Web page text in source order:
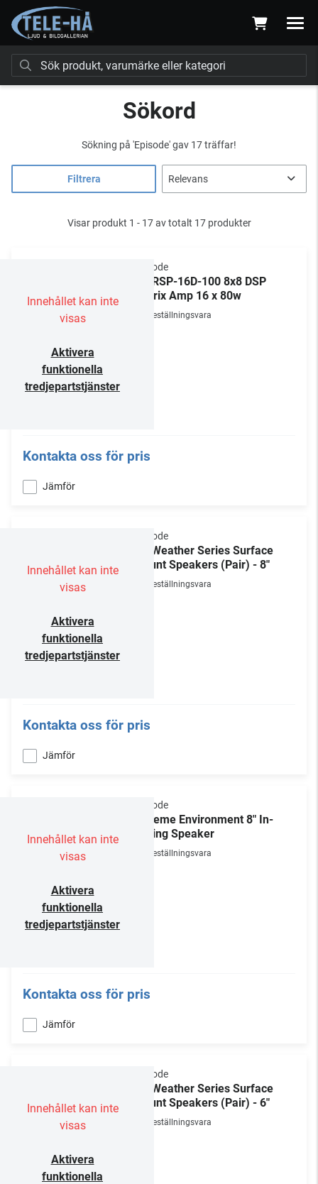
Sökord
Sökning på 'Episode'gav 17 träffar!
Filtrera
Visar produkt 1 - 17 av totalt 17 produkter
Innehållet kan inte
visas
Aktivera
funktionella
tredjepartstjänster
Episode
EA-RSP-16D-100 8x8 DSP
Matrix Amp 16 x 80w
Beställningsvara
Kontakta oss för pris
Jämför
Innehållet kan inte
visas
Aktivera
funktionella
tredjepartstjänster
Episode
All-Weather Series Surface
Mount Speakers (Pair) - 8"
Beställningsvara
Kontakta oss för pris
Jämför
Innehållet kan inte
visas
Aktivera
funktionella
tredjepartstjänster
Episode
Extreme Environment 8" In-
Ceiling Speaker
Beställningsvara
Kontakta oss för pris
Jämför
Innehållet kan inte
visas
Aktivera
funktionella
Episode
All-Weather Series Surface
Mount Speakers (Pair) - 6"
Beställningsvara